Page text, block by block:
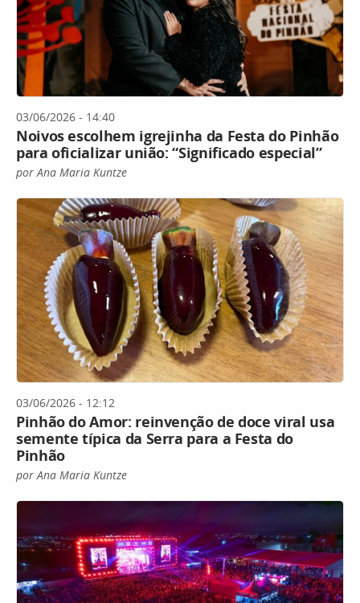
03/06/2026 - 14:40
Noivos escolhem igrejinha da Festa do Pinhão
para oficializar união: “Significado especial”
por Ana Maria Kuntze
03/06/2026 - 12:12
Pinhão do Amor: reinvenção de doce viral usa
semente típica da Serra para a Festa do
Pinhão
por Ana Maria Kuntze